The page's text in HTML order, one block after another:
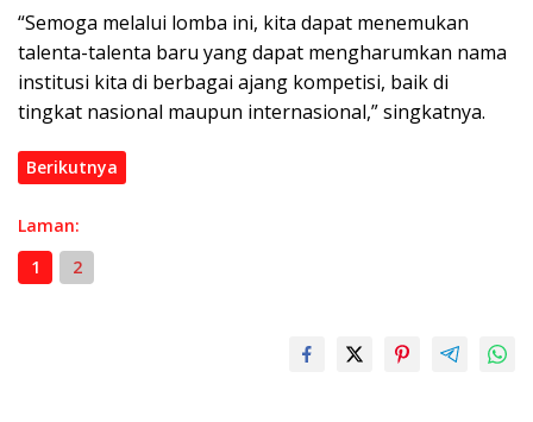
“Semoga melalui lomba ini, kita dapat menemukan
talenta-talenta baru yang dapat mengharumkan nama
institusi kita di berbagai ajang kompetisi, baik di
tingkat nasional maupun internasional,” singkatnya.
Berikutnya
Laman:
1
2